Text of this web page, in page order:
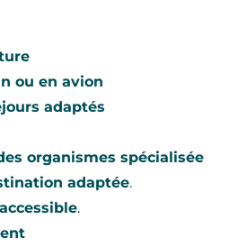
ou en avion
adaptés
organismes spécialisée
adaptée.
.